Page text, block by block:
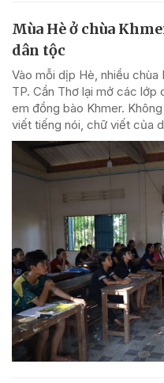
Mùa Hè ở chùa
dân tộc
Vào mỗi dịp Hè, nhiều
TP. Cần Thơ lại mở các lớp
em đồng bào Khmer.
viết tiếng nói, chữ viết của